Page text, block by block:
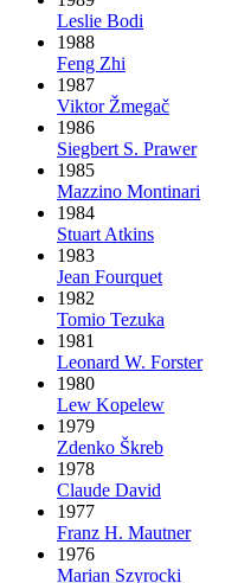
Leslie Bodi
1988
Feng Zhi
1987
Viktor Žmegač
1986
Siegbert S. Prawer
1985
Mazzino Montinari
1984
Stuart Atkins
1983
Jean Fourquet
1982
Tomio Tezuka
1981
Leonard W. Forster
1980
Lew Kopelew
1979
Zdenko Škreb
1978
Claude David
1977
Franz H. Mautner
1976
Marian Szyrocki